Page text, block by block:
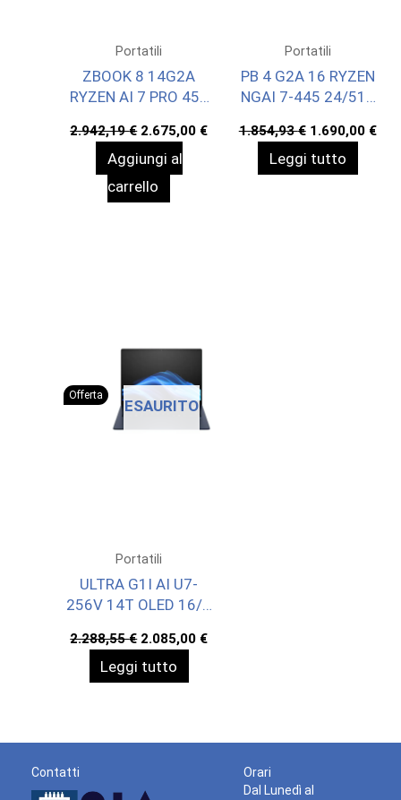
Portatili
ZBOOK 8 14G2A
RYZEN AI 7 PRO 450
2.942,19€ Il
prezzo
originale
2.942,19 €.
2.675,00 €Il
Aggiungi al
carrello
Portatili
PB 4 G2A 16 RYZEN
NGAI 7-445 24/512
1.854,93€ Il
prezzo
originale
era:
1.690,00 €Il
Leggi tutto
Offerta
ESAURITO
Portatili
ULTRA G1I AI U7-
256V 14T OLED 16/1
2.288,55€ Il
prezzo
originale
era:
2.085,00 €Il
prezzo
Leggi tutto
Contatti
Orari
Dal Lunedì al